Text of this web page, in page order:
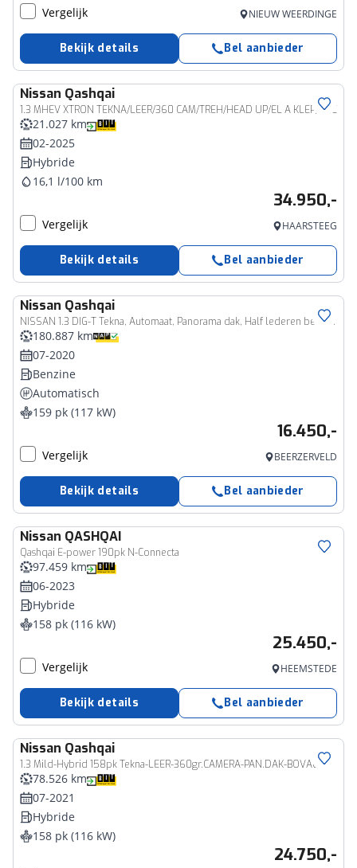
Vergelijk NIEUW WEERDINGE
Bekijk details Bel aanbieder
Nissan Qashqai
1.3 MHEV XTRON TEKNA/LEER/360 CAM/TREH/HEAD UP/EL A KLEP/ENZ
21.027 km
02-2025
Hybride
16,1 l/100 km
34.950,-
Vergelijk HAARSTEEG
Bekijk details Bel aanbieder
Nissan Qashqai
NISSAN 1.3 DIG-T Tekna, Automaat, Panorama dak, Half lederen bekl., Trekhaak
180.887 km
07-2020
Benzine
Automatisch
159 pk (117 kW)
16.450,-
Vergelijk BEERZERVELD
Bekijk details Bel aanbieder
Nissan QASHQAI
Qashqai E-power 190pk N-Connecta
97.459 km
06-2023
Hybride
158 pk (116 kW)
25.450,-
Vergelijk HEEMSTEDE
Bekijk details Bel aanbieder
Nissan Qashqai
1.3 Mild-Hybrid 158pk Tekna-LEER-360gr.CAMERA-PAN.DAK-BOVAG
78.526 km
07-2021
Hybride
158 pk (116 kW)
24.750,-